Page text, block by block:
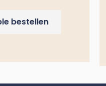
bestellen